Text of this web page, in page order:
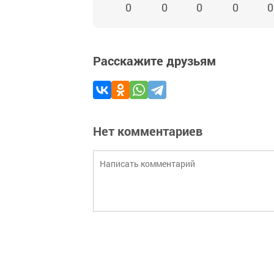
0 0 0 0 0
Расскажите друзьям
Нет комментариев